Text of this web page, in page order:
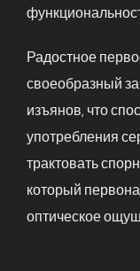
Радостное
своеобразный
изъянов, что
употребления
трактовать
который
оптическое